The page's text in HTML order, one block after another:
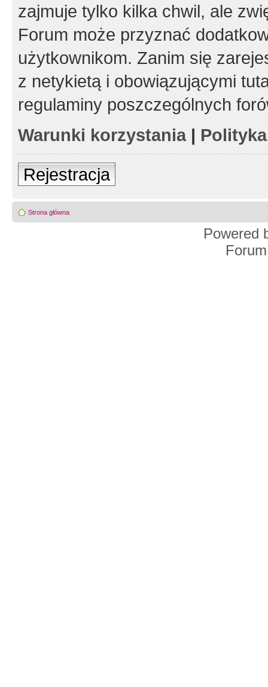
zajmuje tylko kilka chwil, ale
Forum może przyznać
użytkownikom. Zanim się
z netykietą i obowiązującymi
regulaminy poszczególnych
Warunki korzystania|
Rejestracja
Strona główna
Powered